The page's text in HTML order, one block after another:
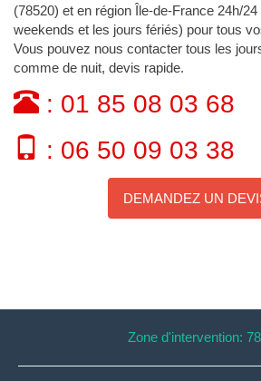
(78520) et en région Île-de-France 24h/
weekends et les jours fériés) pour tous
Vous pouvez nous contacter tous les
comme de nuit, devis rapide.
: 01 85 08 03 68
: 06 50 09 03 38
DEMANDEZ UN
Zone d'intervention: 78